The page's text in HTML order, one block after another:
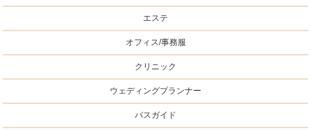
エステ
オフィス/事務服
クリニック
ウェディングプランナー
バスガイド